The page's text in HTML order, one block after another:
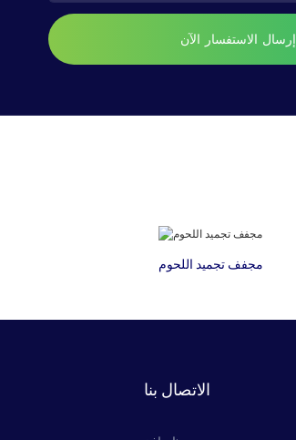
إرسال الاستفسار الآن
مجفف تجميد اللحوم
الاتصال بنا